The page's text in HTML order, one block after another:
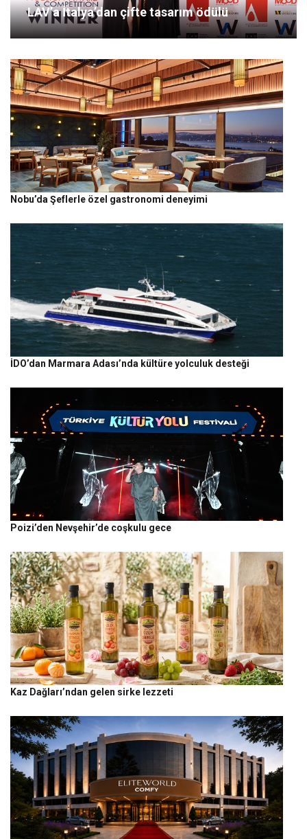
LAV’a İtalya’dan çifte tasarım ödülü
Nobu’da Şeflerle özel gastronomi deneyimi
İDO’dan Marmara Adası’nda kültüre yolculuk desteği
Poizi’den Nevşehir’de coşkulu gece
Kaz Dağları’ndan gelen sirke lezzeti